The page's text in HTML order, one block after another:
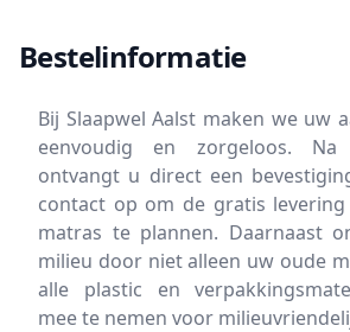
Bestelinformatie
Bij Slaapwel Aalst maken we uw
eenvoudig en zorgeloos.
ontvangt u direct een
contact op om de gratis
matras te plannen. Daarnaast
milieu door niet alleen uw oude
alle plastic en
mee te nemen voor